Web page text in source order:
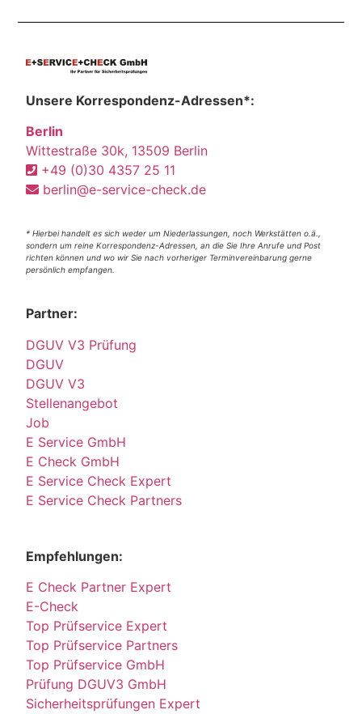
Unsere Korrespondenz-Adressen*:
Berlin
Wittestraße 30k, 13509 Berlin
+49 (0)30 4357 25 11
berlin@e-service-check.de
* Hierbei handelt es sich weder um Niederlassungen, noch Werkstätten o.ä.,
sondern um reine Korrespondenz-Adressen, an die Sie Ihre Anrufe und Post
richten können und wo wir Sie nach vorheriger Terminvereinbarung gerne
persönlich empfangen.
Partner:
DGUV V3 Prüfung
DGUV
DGUV V3
Stellenangebot
Job
E Service GmbH
E Check GmbH
E Service Check Expert
E Service Check Partners
Empfehlungen:
E Check Partner Expert
E-Check
Top Prüfservice Expert
Top Prüfservice Partners
Top Prüfservice GmbH
Prüfung DGUV3 GmbH
Sicherheitsprüfungen Expert